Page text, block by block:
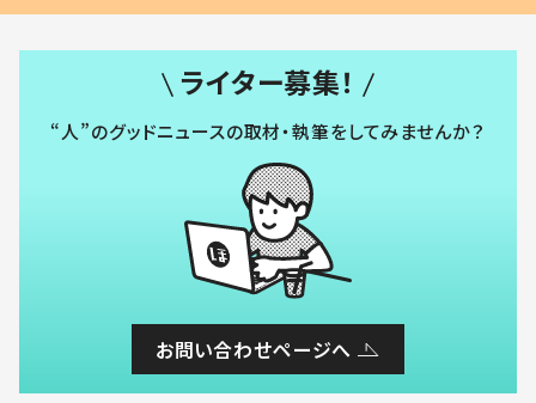
ライター募集！
“人”のグッドニュースの取材・執筆をしてみませんか？
お問い合わせページへ